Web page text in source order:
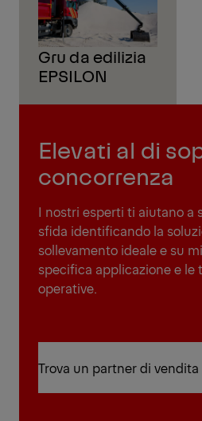
Gru da edilizia
EPSILON
Elevati al di
concorrenza
I nostri esperti ti aiutano a
sfida identificando la
sollevamento ideale e su
specifica applicazione e le
operative.
Trova un partner di vendita